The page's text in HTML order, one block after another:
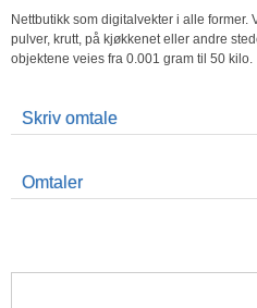
Nettbutikk som digitalvekter i alle
pulver, krutt, på kjøkkenet eller andre
objektene veies fra 0.001 gram til 50 kilo.
Skriv omtale
Omtaler